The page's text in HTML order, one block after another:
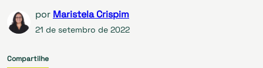
por Maristela Crispim
21 de setembro de 2022
Compartilhe